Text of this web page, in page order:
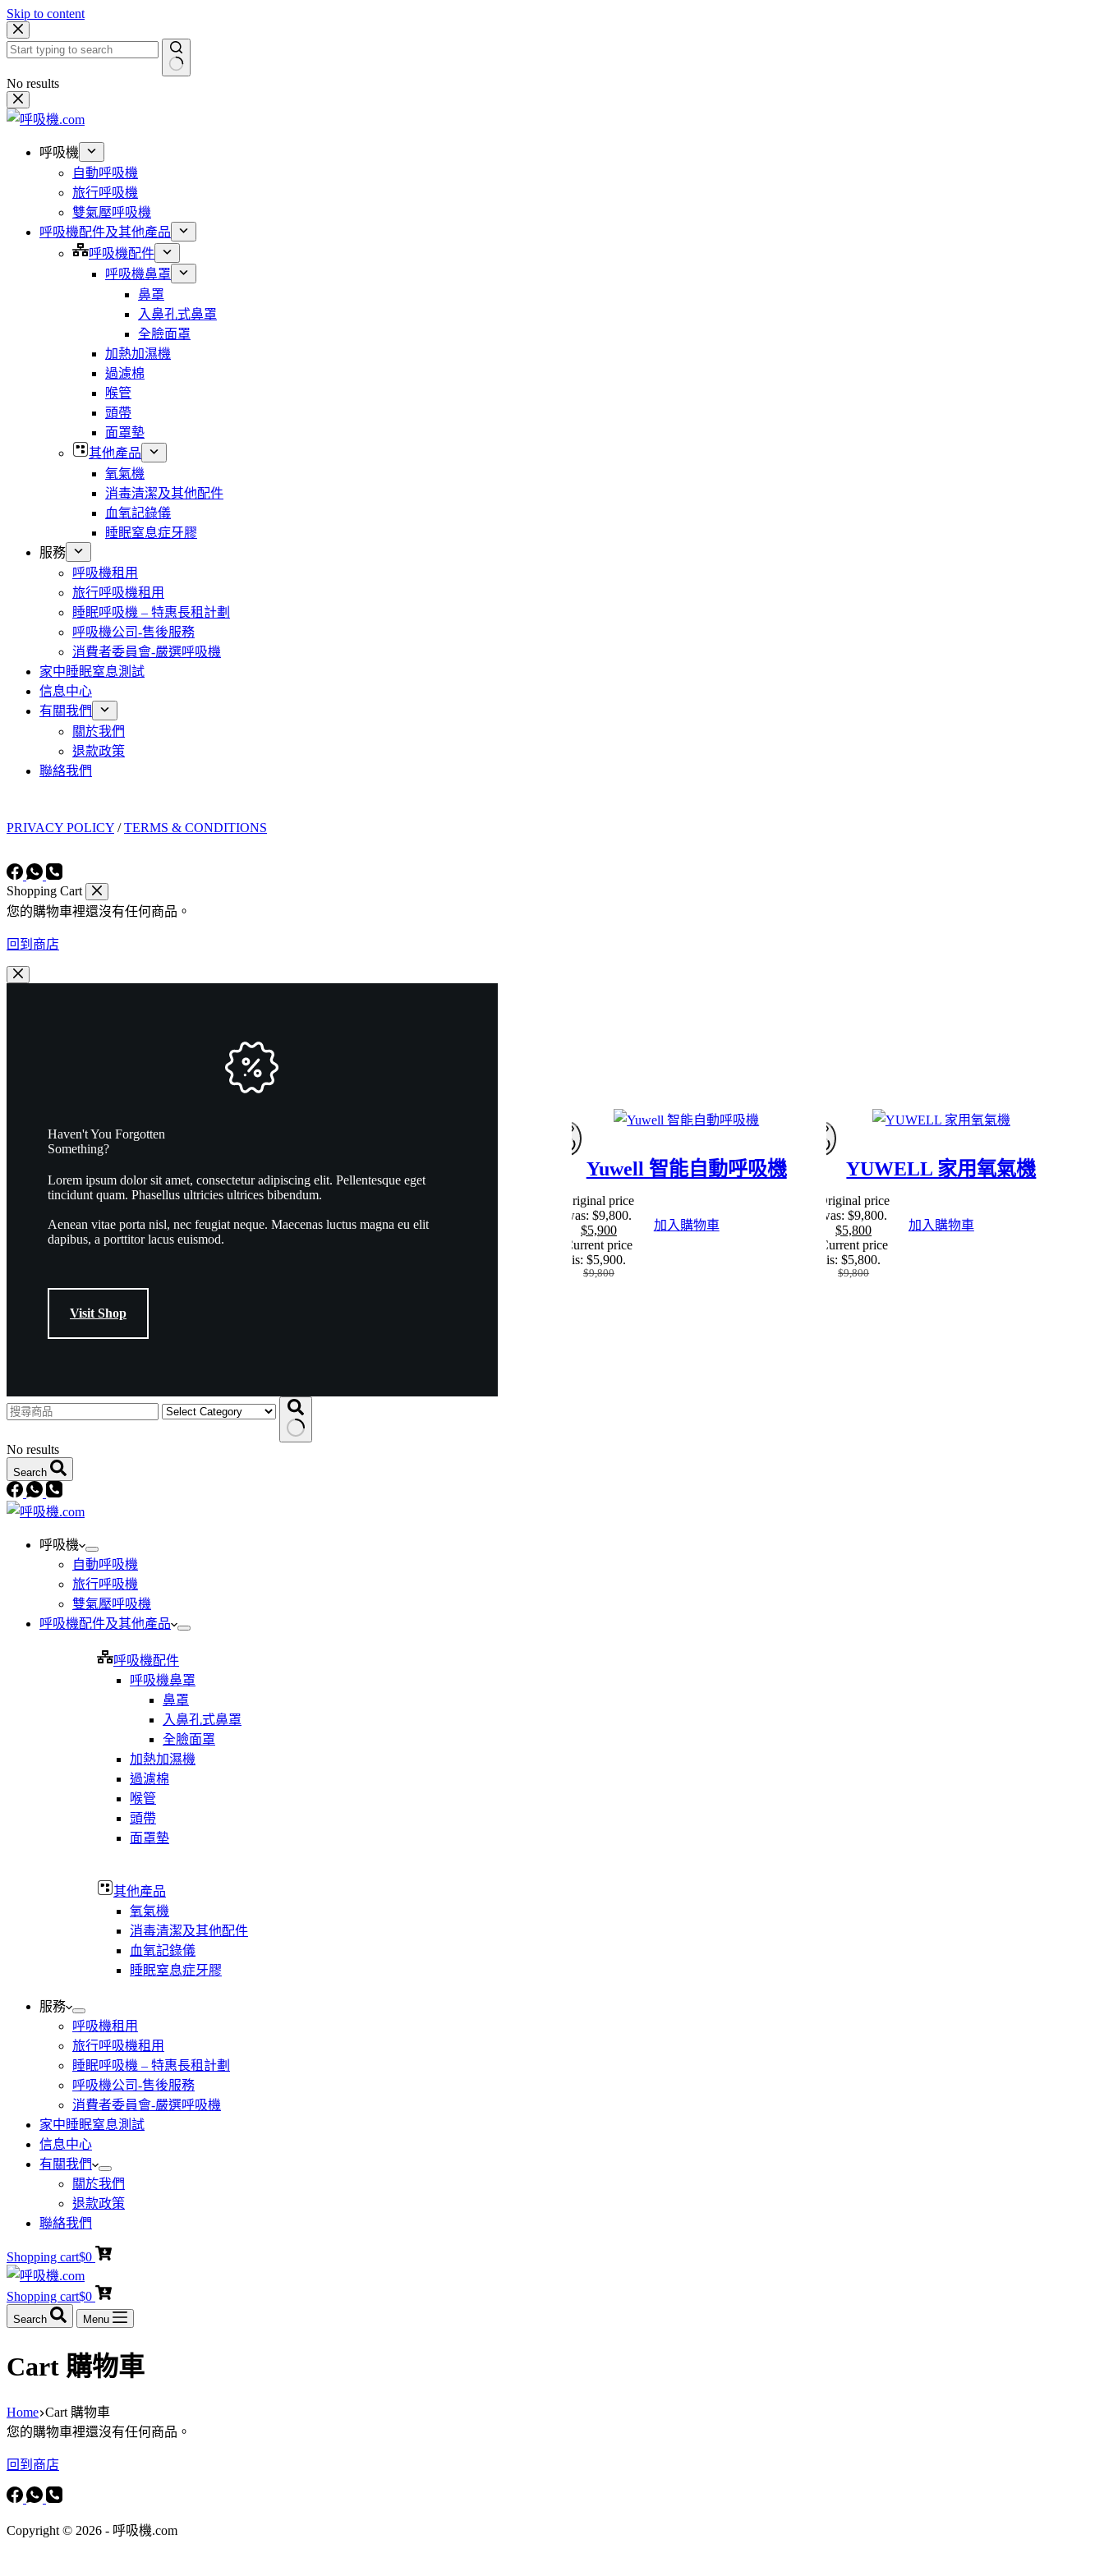
Skip to content
No results
呼吸機
自動呼吸機
旅行呼吸機
雙氣壓呼吸機
呼吸機配件及其他產品
呼吸機配件
呼吸機鼻罩
鼻罩
入鼻孔式鼻罩
全臉面罩
加熱加濕機
過濾棉
喉管
頭帶
面罩墊
其他產品
氧氣機
消毒清潔及其他配件
血氧記錄儀
睡眠窒息症牙膠
服務
呼吸機租用
旅行呼吸機租用
睡眠呼吸機 – 特惠長租計劃
呼吸機公司-售後服務
消費者委員會-嚴選呼吸機
家中睡眠窒息測試
信息中心
有關我們
關於我們
退款政策
聯絡我們
PRIVACY POLICY /TERMS & CONDITIONS
Shopping Cart
您的購物車裡還沒有任何商品。
回到商店
Haven't You Forgotten
Something?
Lorem ipsum dolor sit amet, consectetur adipiscing elit. Pellentesque eget
tincidunt quam. Phasellus ultricies ultrices bibendum.
Aenean vitae porta nisl, nec feugiat neque. Maecenas luctus magna eu elit
dapibus, a porttitor lacus euismod.
Visit Shop
SALE
Yuwell 智能自動呼吸機
$9,800
Original price
was: $9,800.
$5,900
Current price
is: $5,900.
加入購物車
SALE
YUWELL 家用氧氣機
$9,800
Original price
was: $9,800.
$5,800
Current price
is: $5,800.
加入購物車
No results
Search
呼吸機
自動呼吸機
旅行呼吸機
雙氣壓呼吸機
呼吸機配件及其他產品
呼吸機配件
呼吸機鼻罩
鼻罩
入鼻孔式鼻罩
全臉面罩
加熱加濕機
過濾棉
喉管
頭帶
面罩墊
其他產品
氧氣機
消毒清潔及其他配件
血氧記錄儀
睡眠窒息症牙膠
服務
呼吸機租用
旅行呼吸機租用
睡眠呼吸機 – 特惠長租計劃
呼吸機公司-售後服務
消費者委員會-嚴選呼吸機
家中睡眠窒息測試
信息中心
有關我們
關於我們
退款政策
聯絡我們
Shopping cart$0
Shopping cart$0
Search Menu
Cart 購物車
Home Cart 購物車
您的購物車裡還沒有任何商品。
回到商店
Copyright © 2026 - 呼吸機.com